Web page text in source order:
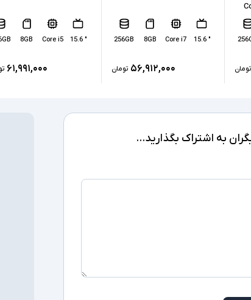
تومان
" 15.6
Core i7
8GB
256GB
۵۶,۹۱۲,۰۰۰ تومان
" 15.6
Core i5
8GB
۶۱,۹۹۱,۰۰۰
به اشتراک بگذارید...